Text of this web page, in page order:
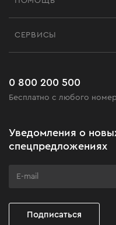
Черная пятница
Клуб мастерства
Часто задаваемые
СЕРВИСЫ
0 800 200 500
Бесплатно с любого
Уведомления о
спецпредложениях
Подписаться